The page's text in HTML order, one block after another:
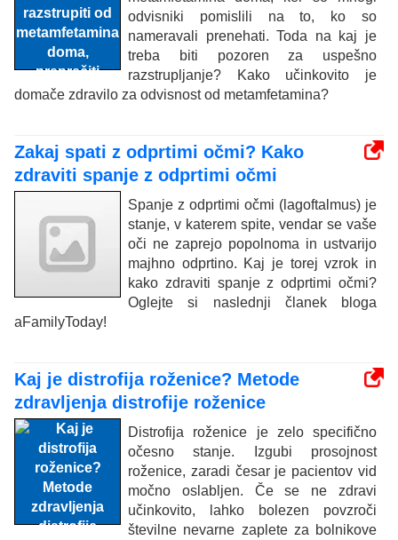
odvisniki pomislili na to, ko so
nameravali prenehati. Toda na kaj je
treba biti pozoren za uspešno
razstrupljanje? Kako učinkovito je
domače zdravilo za odvisnost od metamfetamina?
Zakaj spati z odprtimi očmi? Kako
zdraviti spanje z odprtimi očmi
Spanje z odprtimi očmi (lagoftalmus) je
stanje, v katerem spite, vendar se vaše
oči ne zaprejo popolnoma in ustvarijo
majhno odprtino. Kaj je torej vzrok in
kako zdraviti spanje z odprtimi očmi?
Oglejte si naslednji članek bloga
aFamilyToday!
Kaj je distrofija roženice? Metode
zdravljenja distrofije roženice
Distrofija roženice je zelo specifično
očesno stanje. Izgubi prosojnost
roženice, zaradi česar je pacientov vid
močno oslabljen. Če se ne zdravi
učinkovito, lahko bolezen povzroči
številne nevarne zaplete za bolnikove